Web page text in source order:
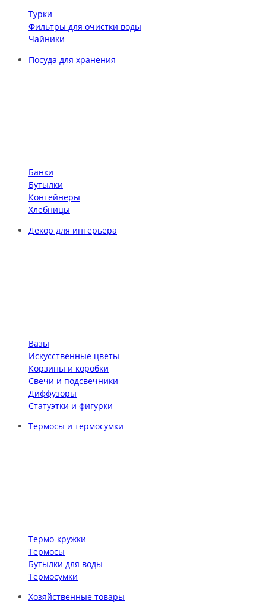
Турки
Фильтры для очистки воды
Чайники
Посуда для хранения
Банки
Бутылки
Контейнеры
Хлебницы
Декор для интерьера
Вазы
Искусственные цветы
Корзины и коробки
Свечи и подсвечники
Диффузоры
Статуэтки и фигурки
Термосы и термосумки
Термо-кружки
Термосы
Бутылки для воды
Термосумки
Хозяйственные товары